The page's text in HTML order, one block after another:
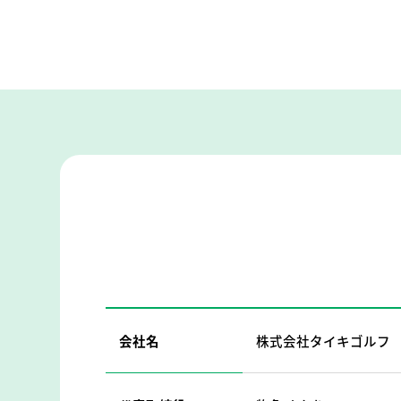
会社名 株式会社タイキゴルフ